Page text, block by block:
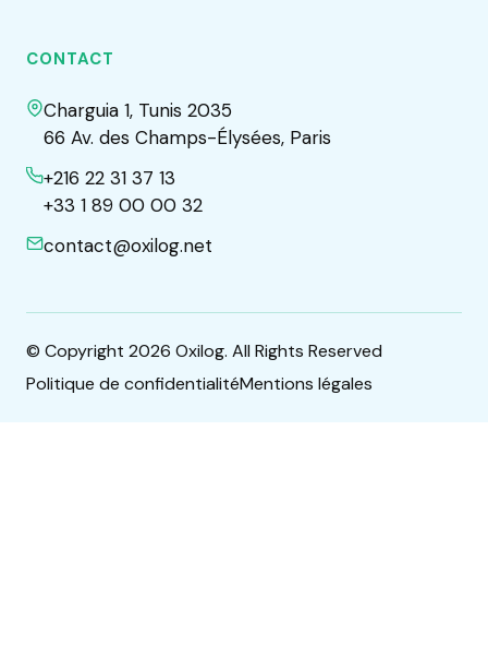
CONTACT
Charguia 1, Tunis 2035
66 Av. des Champs-Élysées, Paris
+216 22 31 37 13
+33 1 89 00 00 32
contact@oxilog.net
© Copyright 2026 Oxilog. All Rights Reserved
Politique de confidentialitéMentions légales